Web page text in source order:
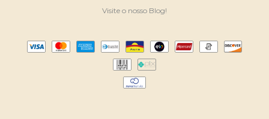
Visite o nosso Blog!